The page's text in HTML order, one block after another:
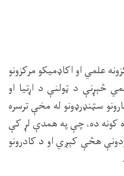
علمي او اکاډمیکو مرکزونو
څېړنې د ټولنې د اړتیا او
سټنډرډونو له مخې ترسره
کونه ده، چې په همدې لړ کې
هڅې کېږي او د کادرونو